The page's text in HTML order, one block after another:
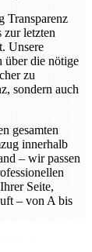
Transparenz
zur letzten
Unsere
über die nötige
zu
sondern auch
gesamten
innerhalb
– wir passen
Seite,
– von A bis